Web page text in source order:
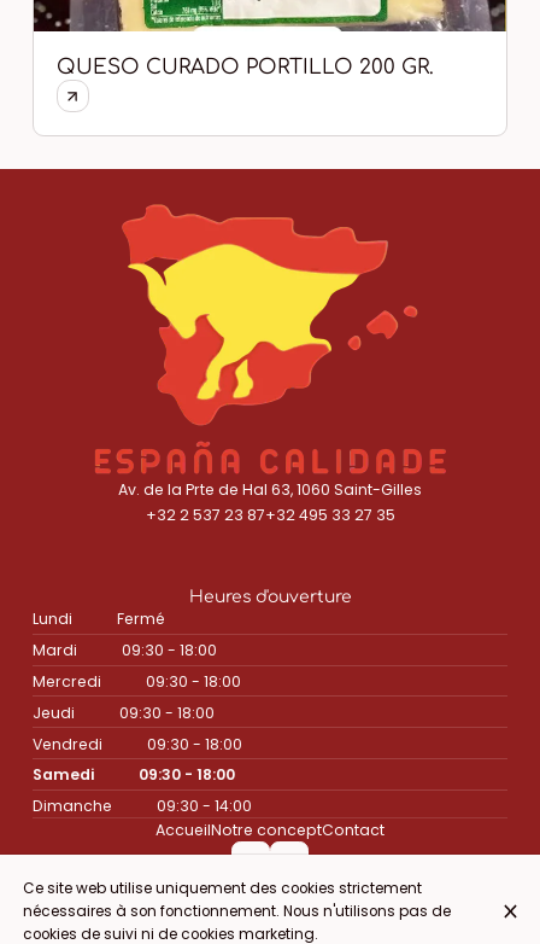
QUESO CURADO PORTILLO 200 GR.
Av. de la Prte de Hal 63, 1060 Saint-Gilles
+32 2 537 23 87+32 495 33 27 35
Heures d'ouverture
Lundi
Fermé
Mardi
09:30 - 18:00
Mercredi
09:30 - 18:00
Jeudi
09:30 - 18:00
Vendredi
09:30 - 18:00
Samedi
09:30 - 18:00
Dimanche
09:30 - 14:00
AccueilNotre conceptContact
© Espana Calidade 2026
Ce site web utilise uniquement des cookies strictement
nécessaires à son fonctionnement. Nous n'utilisons pas de
cookies de suivi ni de cookies marketing.